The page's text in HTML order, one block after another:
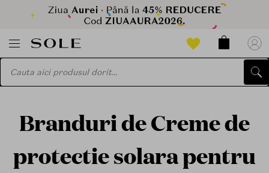
Branduri de Creme de
protectie solara pentru